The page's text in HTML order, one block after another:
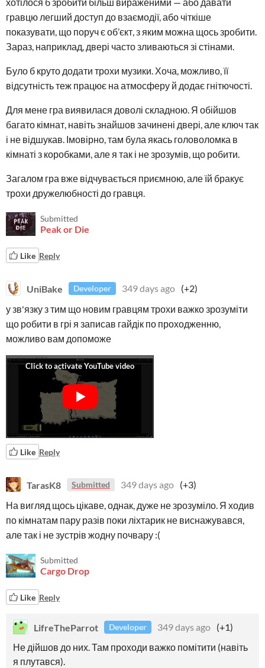
гравцю легший доступ до взаємодії, або чіткіше
показувати, що поруч є об’єкт, з яким можна щось зробити.
Зараз, наприклад, двері часто зливаються зі стінами.
Було б круто додати трохи музики. Хоча, можливо, її
відсутність теж працює на атмосферу й додає гнітючості.
Для мене гра виявилася доволі складною. Я обійшов
багато кімнат, навіть знайшов зачинені двері, але ключ так
і не відшукав. Імовірно, там була якась головоломка в
кімнаті з коробками, але я так і не зрозумів, що робити.
Загалом гра вже відчувається приємною, але їй бракує
трохи дружелюбності до гравця.
Submitted
Peak or Die
Like Reply
UniBake Developer 349 days ago (+2)
у зв'язку з тим що новим гравцям трохи важко зрозуміти
що робити в грі я записав гайдік по проходженню,
можливо вам допоможе
Like Reply
TarasK8 Submitted 349 days ago (+3)
На вигляд щось цікаве, однак, дуже не зрозуміло. Я ходив
по кімнатам пару разів поки ліхтарик не виснажувався,
але так і не зустрів жодну почвару :(
Submitted
Cargo Drop
Like Reply
LifreTheParrot Developer 349 days ago (+1)
Не дійшов до них. Там проходи важко помітити (навіть
я плутався).